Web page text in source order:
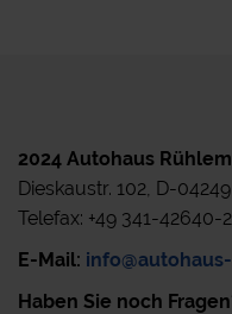
2024 Autohaus
Dieskaustr. 102, D-
Telefax: +49 341-42640-
E-Mail:
Haben Sie noch